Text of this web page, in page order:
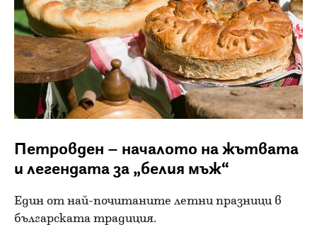
Петровден – началото на жътвата
и легендата за „белия мъж“
Един от най-почитаните летни празници в
българската традиция.